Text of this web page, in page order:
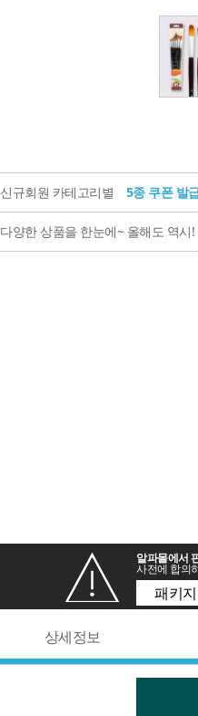
신규회원 카테고리별 5종 쿠폰 발
다양한 상품을 한눈에~ 올해도 역시!
알파몰에서
사전에 합의
패키
상세정보